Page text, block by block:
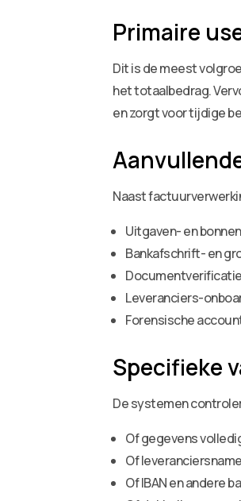
Primaire
Dit is de meest
het totaalbedrag.
en zorgt voor tijdige
Naast
Uitgaven- en
Bankafschrift- en
Leveranciers-
Forensische
Specifieke
De systemen
Of gegevens
Of
Of IBAN en andere